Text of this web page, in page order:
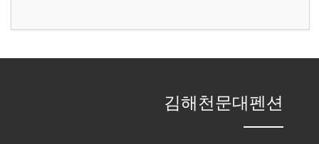
김해천문대펜션